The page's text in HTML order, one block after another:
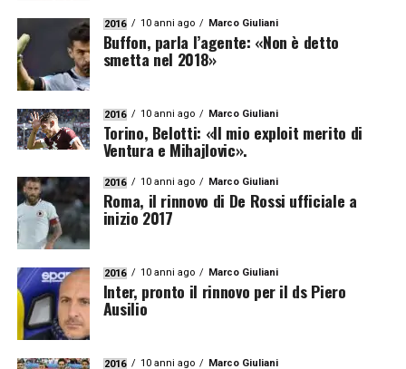
2016 10 anni ago Marco Giuliani
Buffon, parla l’agente: «Non è detto
smetta nel 2018»
2016 10 anni ago Marco Giuliani
Torino, Belotti: «Il mio exploit merito di
Ventura e Mihajlovic».
2016 10 anni ago Marco Giuliani
Roma, il rinnovo di De Rossi ufficiale a
inizio 2017
2016 10 anni ago Marco Giuliani
Inter, pronto il rinnovo per il ds Piero
Ausilio
2016 10 anni ago Marco Giuliani